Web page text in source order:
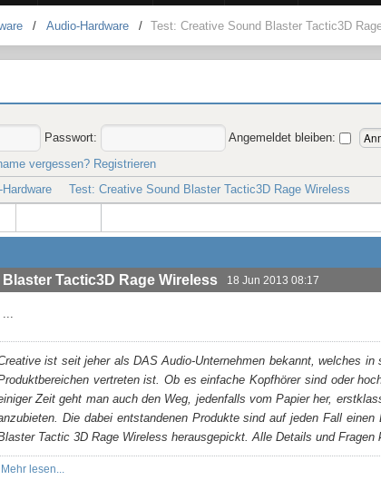
/ Audio-Hardware / Test: Creative Sound Blaster Tactic3D
Passwort:
Angemeldet bleiben:
vergessen? Registrieren
Test: Creative Sound Blaster Tactic3D Rage Wireless
Tactic3D Rage Wireless 18 Jun 2013 08:17
ist seit jeher als DAS Audio-Unternehmen bekannt, welches in
vertreten ist. Ob es einfache Kopfhörer sind oder
Zeit geht man auch den Weg, jedenfalls vom Papier her,
Die dabei entstandenen Produkte sind auf jeden Fall
Tactic 3D Rage Wireless herausgepickt. Alle Details und Fragen
Mehr lesen...